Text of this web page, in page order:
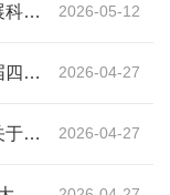
科技
2026-05-12
四中
2026-04-27
于树
2026-04-27